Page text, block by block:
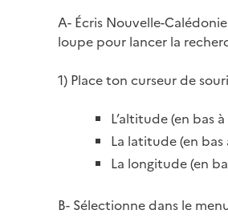
A- Écris Nouvelle-
loupe pour lancer la
1) Place ton curseur de
L’altitude (en
La latitude (en
La longitude (en
B- Sélectionne dans le